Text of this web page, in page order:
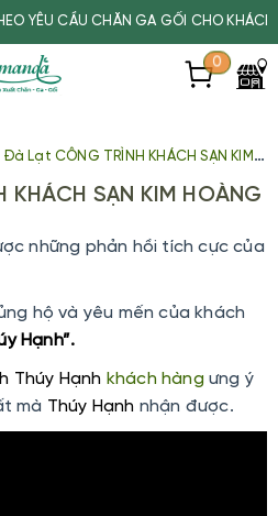
CẦU CHĂN GA GỐI CHO KHÁCH SẠN,
0
Đà Lạt CÔNG TRÌNH KHÁCH SẠN KIM HOÀNG
SẠN KIM HOÀNG
những phản hồi tích cực của
hộ và yêu mến của khách
Hạnh”.
Thúy Hạnh khách hàngưng ý
mà Thúy Hạnh nhận được.